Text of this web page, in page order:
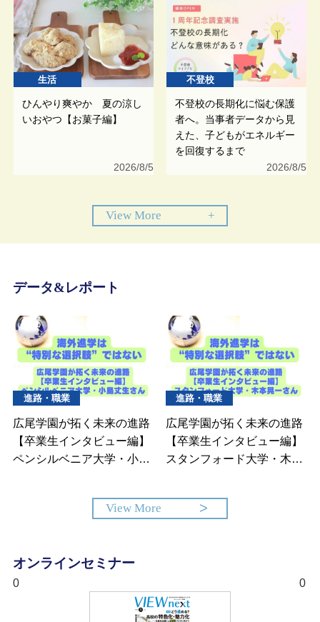
生活
ひんやり爽やか 夏の涼し
いおやつ【お菓子編】
2026/8/5
不登校
不登校の長期化に悩む保護
者へ。当事者データから見
えた、子どもがエネルギー
を回復するまで
2026/8/5
View More +
データ&レポート
進路・職業
広尾学園が拓く未来の進路
【卒業生インタビュー編】
ペンシルベニア大学・小島
進路・職業
広尾学園が拓く未来の進路
【卒業生インタビュー編】
スタンフォード大学・木本
View More
オンラインセミナー
0 0